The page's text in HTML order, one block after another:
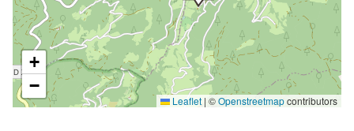
+
−
Leaflet | ©Openstreetmapcontributors